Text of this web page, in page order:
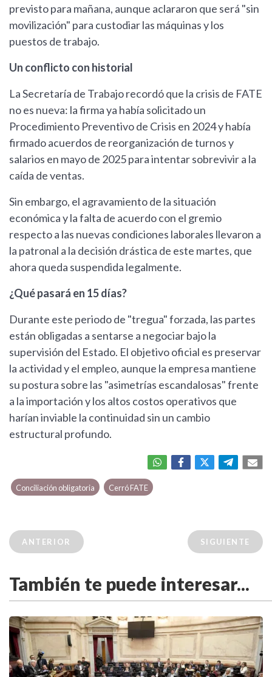
previsto para mañana, aunque aclararon que será "sin
movilización" para custodiar las máquinas y los
puestos de trabajo.
Un conflicto con historial
La Secretaría de Trabajo recordó que la crisis de FATE
no es nueva: la firma ya había solicitado un
Procedimiento Preventivo de Crisis en 2024 y había
firmado acuerdos de reorganización de turnos y
salarios en mayo de 2025 para intentar sobrevivir a la
caída de ventas.
Sin embargo, el agravamiento de la situación
económica y la falta de acuerdo con el gremio
respecto a las nuevas condiciones laborales llevaron a
la patronal a la decisión drástica de este martes, que
ahora queda suspendida legalmente.
¿Qué pasará en 15 días?
Durante este periodo de "tregua" forzada, las partes
están obligadas a sentarse a negociar bajo la
supervisión del Estado. El objetivo oficial es preservar
la actividad y el empleo, aunque la empresa mantiene
su postura sobre las "asimetrías escandalosas" frente
a la importación y los altos costos operativos que
harían inviable la continuidad sin un cambio
estructural profundo.
Conciliación obligatoria Cerró FATE
ANTERIOR SIGUIENTE
También te puede interesar...